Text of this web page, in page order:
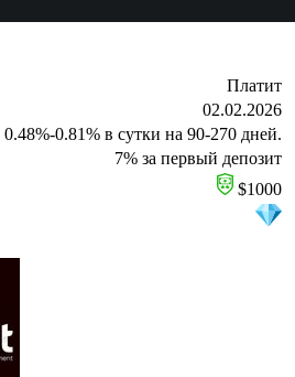
Платит
02.02.2026
0.48%-0.81% в сутки на 90-270 дней.
7% за первый депозит
$1000